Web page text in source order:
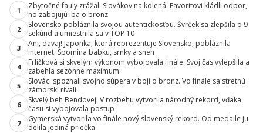
1
Zbytočné fauly zrážali Slovákov na kolená. Favoritovi kládli odpor,
no zabojujú iba o bronz
2
Slovensko pobláznila svojou autentickosťou. Švrček sa zlepšila o 9
sekúnd a umiestnila sa v TOP 10
3
Ani, davaj! Japonka, ktorá reprezentuje Slovensko, pobláznila
internet. Spomína babku, srnky a sneh
4
Frličková si skvelým výkonom vybojovala finále. Svoj čas vylepšila a
zabehla sezónne maximum
5
Slováci spoznali svojho súpera v boji o bronz. Vo finále sa stretnú
zámorskí rivali
6
Skvelý beh Bendovej. V rozbehu vytvorila národný rekord, vďaka
času si vybojovala postup
7
Gymerská vytvorila vo finále nový slovenský rekord. Od medaile ju
delila jediná priečka